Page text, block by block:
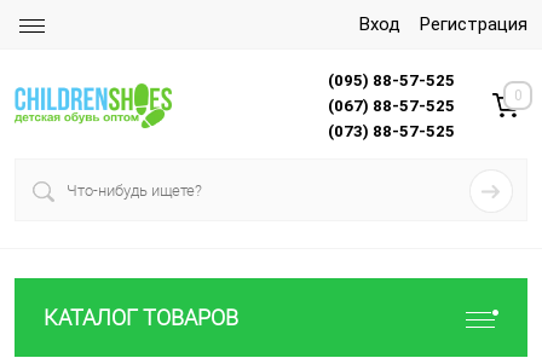
Вход Регистрация
(095) 88-57-525
(067) 88-57-525
(073) 88-57-525
0
КАТАЛОГ ТОВАРОВ